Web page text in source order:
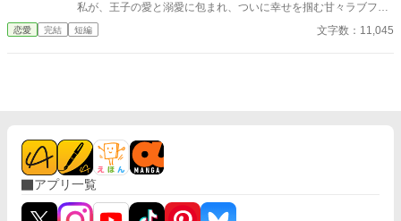
私が、王子の愛と溺愛に包まれ、ついに幸せを掴む甘々ラブファ
ンタジー。妹や家族との誤解、影武者の存在も絡み、ハラハラと
胸キュンが止まらない物語。
恋愛 完結 短編 文字数：11,045
アプリ一覧